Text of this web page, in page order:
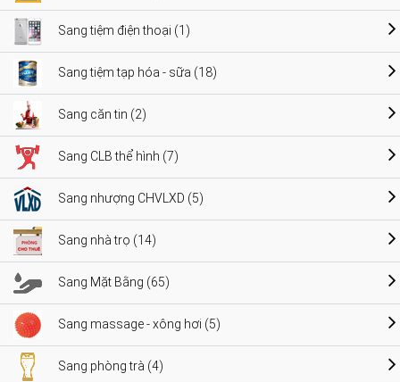
Sang tiệm điện thoại (1)
Sang tiệm tạp hóa - sữa (18)
Sang căn tin (2)
Sang CLB thể hình (7)
Sang nhượng CHVLXD (5)
Sang nhà trọ (14)
Sang Mặt Bằng (65)
Sang massage - xông hơi (5)
Sang phòng trà (4)